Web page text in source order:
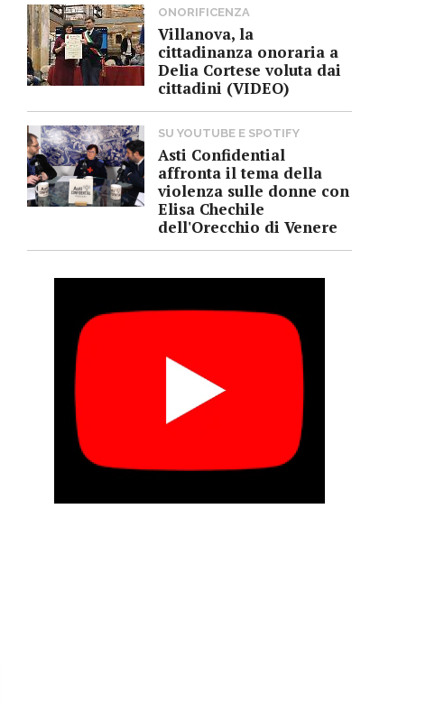
ONORIFICENZA
Villanova, la
cittadinanza onoraria a
Delia Cortese voluta dai
cittadini (VIDEO)
SU YOUTUBE E SPOTIFY
Asti Confidential
affronta il tema della
violenza sulle donne con
Elisa Chechile
dell'Orecchio di Venere